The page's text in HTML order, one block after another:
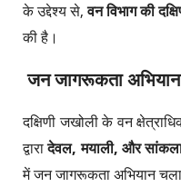
के उद्देश्य से,वन विभाग की
की है।
जन जागरूकता
दक्षिणी जखोली के वन
द्वारादेवल, मयाली, और
में जन जागरूकता अभियान